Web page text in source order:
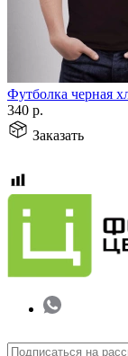
Футболка черная
340 р.
Заказать